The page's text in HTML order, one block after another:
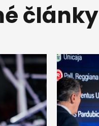
články